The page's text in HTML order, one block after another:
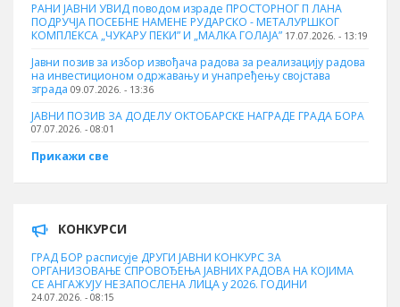
РАНИ ЈАВНИ УВИД поводом израде ПРОСТОРНОГ П ЛАНА
ПОДРУЧЈА ПОСЕБНЕ НАМЕНЕ РУДАРСКО - МЕТАЛУРШКОГ
КОМПЛЕКСА „ЧУКАРУ ПЕКИ” И „МАЛКА ГОЛАЈА” 17.07.2026. - 13:19
Јавни позив за избор извођача радова за реализацију радова
на инвестиционом одржавању и унапређењу својстава
зграда 09.07.2026. - 13:36
ЈАВНИ ПОЗИВ ЗА ДОДЕЛУ ОКТOБАРСКЕ НАГРАДЕ ГРАДА БОРА
07.07.2026. - 08:01
Прикажи све
КОНКУРСИ
ГРАД БОР расписује ДРУГИ ЈАВНИ КОНКУРС ЗА
ОРГАНИЗОВАЊЕ СПРОВОЂЕЊА ЈАВНИХ РАДОВА НА КОЈИМА
СЕ АНГАЖУЈУ НЕЗАПОСЛЕНА ЛИЦА у 2026. ГОДИНИ
24.07.2026. - 08:15